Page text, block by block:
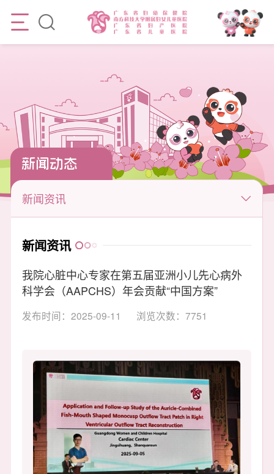
新闻资讯
新闻动态
新闻资讯
我院心脏中心专家在第五届亚洲小儿先心病外
科学会（AAPCHS）年会贡献“中国方案”
发布时间：2025-09-11 浏览次数：7751